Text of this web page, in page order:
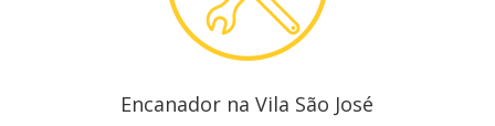
Encanador na Vila São José